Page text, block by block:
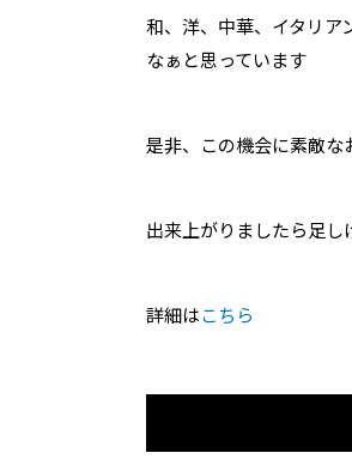
和、洋、中華、イタリ
なぁと思っています
是非、この機会に素敵な
出来上がりましたら足
詳細はこちら